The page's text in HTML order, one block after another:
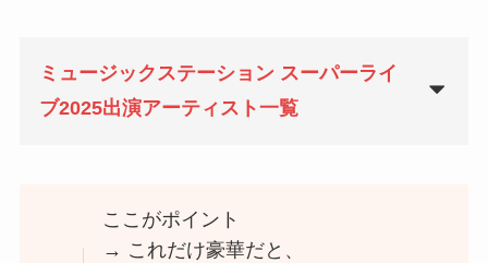
ミュージックステーション スーパーライ
ブ2025出演アーティスト一覧
ここがポイント
→ これだけ豪華だと、